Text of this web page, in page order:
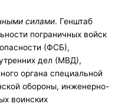
силами. Генштаб
пограничных войск
(ФСБ),
дел (МВД),
органа специальной
обороны, инженерно-
воинских